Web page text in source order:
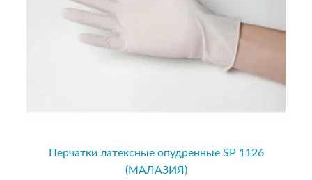
Перчатки латексные опудренные SP 1126
(МАЛАЗИЯ)